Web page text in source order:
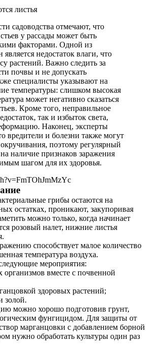
садоводства отмечают, что
у рассады может быть
факторами. Одной из
недостаток влаги, что
растений. Важно следить за
почвы и не допускать
специалисты указывают на
температуры: слишком высокая
может негативно сказаться
Кроме того, неправильное
так и избыток света,
Наконец, эксперты
вредители и болезни также могут
поэтому регулярный
наличие признаков заражения
шагом для их здоровья.
грибы остаются на
остатках, проникают, закупоривая
можно только, когда начинает
розовый налет, нижние листья
способствует малое количество
температура воздуха.
мероприятия:
организмов вместе с почвенной
здоровых растений;
золой.
можно хорошо подготовив грунт,
фунгицидом. Для защиты от
марганцовки с добавлением борной
нужно обработать культуры один раз